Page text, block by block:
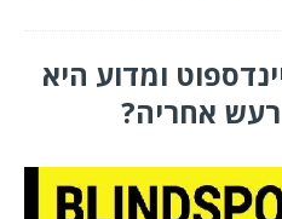
ומדוע היא
אחריה?